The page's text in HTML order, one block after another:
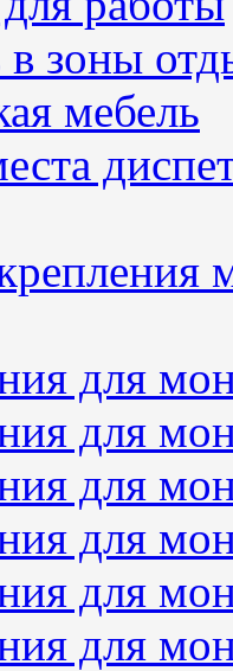
зоны
мебель
для
для
для
для
для
для